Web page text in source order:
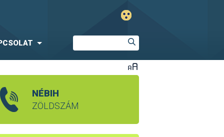
NÉBIH
ZÖLDSZÁM